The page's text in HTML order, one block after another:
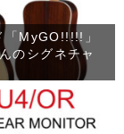
MyGO!!!!!」
のシグネチャ